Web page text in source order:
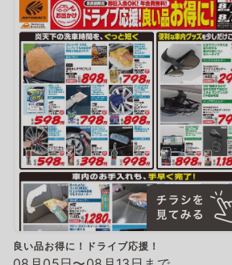
良い品お得に！ドライブ応援！